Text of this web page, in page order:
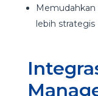
lebih strategis